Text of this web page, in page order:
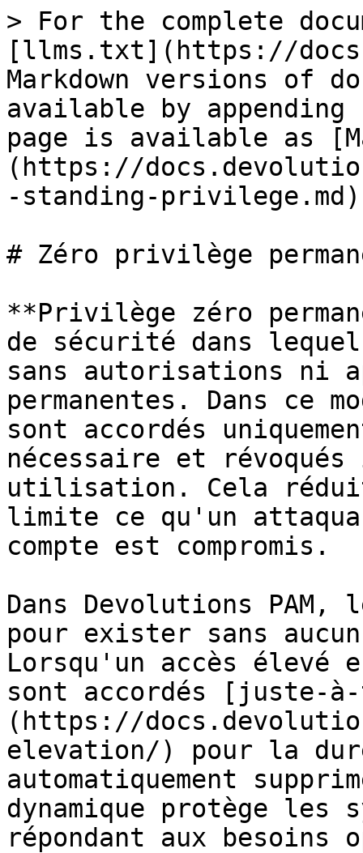
> For the complete
[llms.txt](https://
Markdown versions of
available by
page is available as
(https://
-standing-
# Zéro privilège
**Privilège zéro
de sécurité dans
sans autorisations ni
permanentes. Dans ce
sont accordés
nécessaire et révoqués
utilisation. Cela
limite ce qu'un
compte est compromis.
Dans Devolutions PAM,
pour exister sans
Lorsqu'un accès
sont accordés [juste-à-
(https://
elevation/) pour la
automatiquement
dynamique protège les
répondant aux besoins